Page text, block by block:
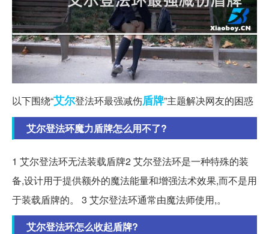
以下围绕“艾尔登法环最强减伤盾牌”主题解决网友的困惑
艾尔登法环魔力盾牌怎么用不了?
1 艾尔登法环无法装载盾牌2 艾尔登法环是一种特殊的装
备,设计用于提供额外的魔法能量和增强法术效果,而不是用
于装载盾牌的。 3 艾尔登法环通常由魔法师使用,。
艾尔登法环怎么收起盾牌?